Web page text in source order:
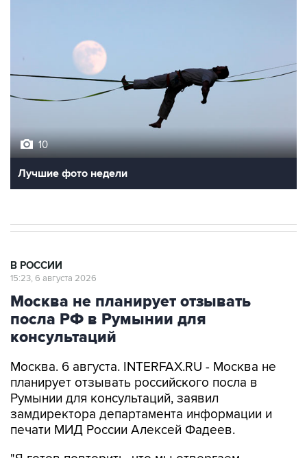
10
Лучшие фото недели
В РОССИИ
15:23, 6 августа 2026
Москва не планирует отзывать
посла РФ в Румынии для
консультаций
Москва. 6 августа. INTERFAX.RU - Москва не
планирует отзывать российского посла в
Румынии для консультаций, заявил
замдиректора департамента информации и
печати МИД России Алексей Фадеев.